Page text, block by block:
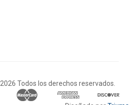
2026 Todos los derechos reservados.